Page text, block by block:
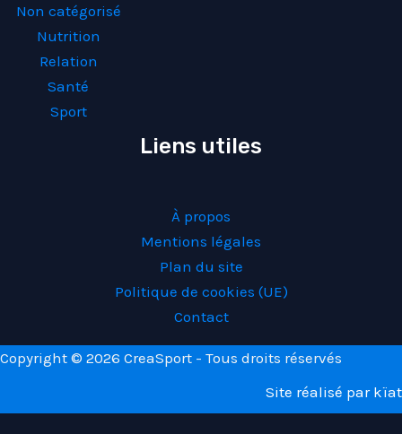
Non catégorisé
Nutrition
Relation
Santé
Sport
Liens utiles
À propos
Mentions légales
Plan du site
Politique de cookies (UE)
Contact
Copyright © 2026 CreaSport - Tous droits réservés
Site réalisé par kïat